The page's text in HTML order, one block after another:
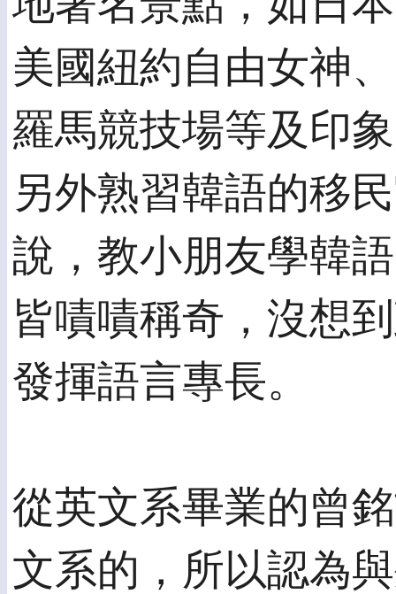
美國紐約自由女神
羅馬競技場等及印
另外熟習韓語的移
說，教小朋友學韓
皆嘖嘖稱奇，沒想
發揮語言專長。
從英文系畢業的曾
文系的，所以認為